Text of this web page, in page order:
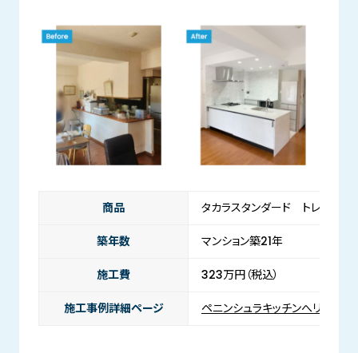
商品 タカラスタンダード トレーシア
築年数 マンション築21年
施工費 323万円（税込）
施工事例詳細ページ ペニンシュラキッチンへリノベ